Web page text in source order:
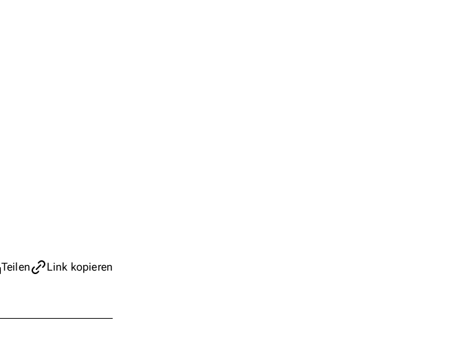
Teilen Link kopieren